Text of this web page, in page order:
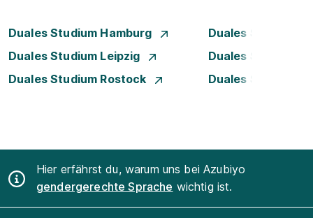
Duales Studium Hamburg
Duales Studium
Duales Studium Leipzig
Duales Studium
Duales Studium Rostock
Duales Studium
Hier erfährst du, warum uns bei Azubiyo
gendergerechte Sprache wichtig ist.